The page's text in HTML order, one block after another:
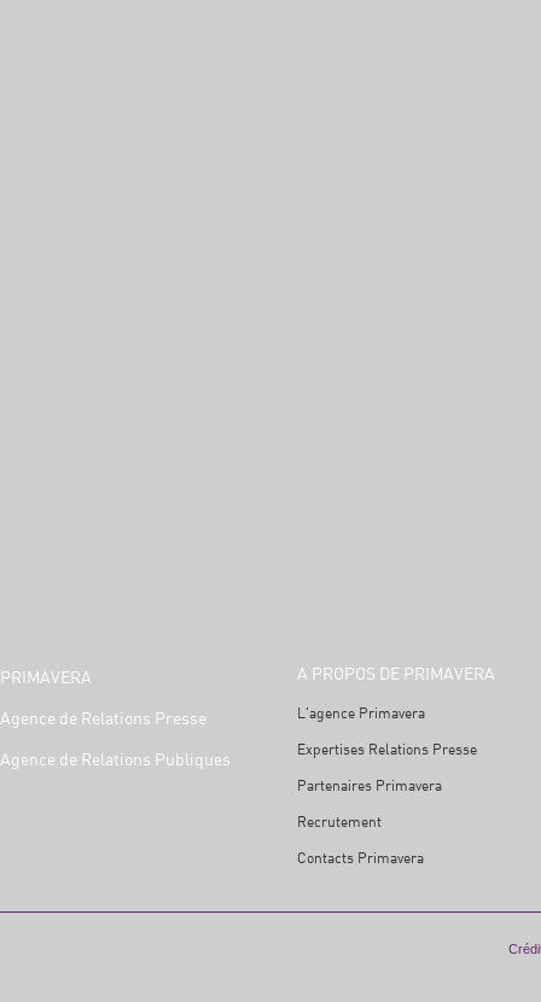
PRIMAVERA
Agence de Relations Presse
Agence de Relations Publiques
A PROPOS DE PRIMAVERA
L'agence Primavera
Expertises Relations Presse
Partenaires Primavera
Recrutement
Contacts Primavera